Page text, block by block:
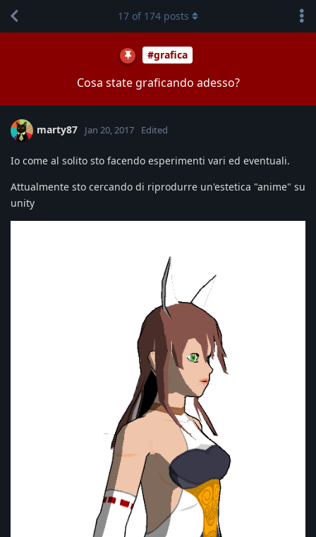
#grafica
Cosa state graficando adesso?
17 of 174 posts
marty87 Jan 20, 2017 Edited
Io come al solito sto facendo esperimenti vari ed eventuali.
Attualmente sto cercando di riprodurre un'estetica "anime" su
unity